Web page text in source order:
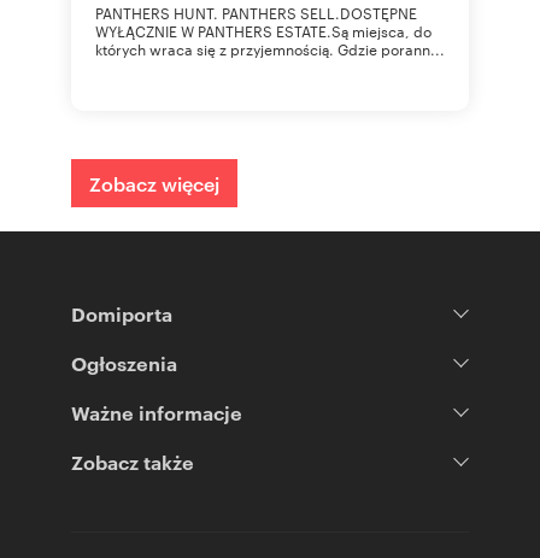
PANTHERS HUNT. PANTHERS SELL.DOSTĘPNE
WYŁĄCZNIE W PANTHERS ESTATE.Są miejsca, do
których wraca się z przyjemnością. Gdzie porann...
Zobacz więcej
Domiporta
Ogłoszenia
Ważne informacje
Zobacz także